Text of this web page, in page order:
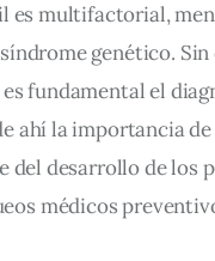
es multifactorial,
genético.
fundamental el
ahí la importancia de
desarrollo de los
médicos